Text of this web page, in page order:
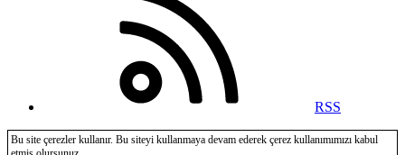
RSS
Bu site çerezler kullanır. Bu siteyi kullanmaya devam ederek çerez kullanımımızı kabul